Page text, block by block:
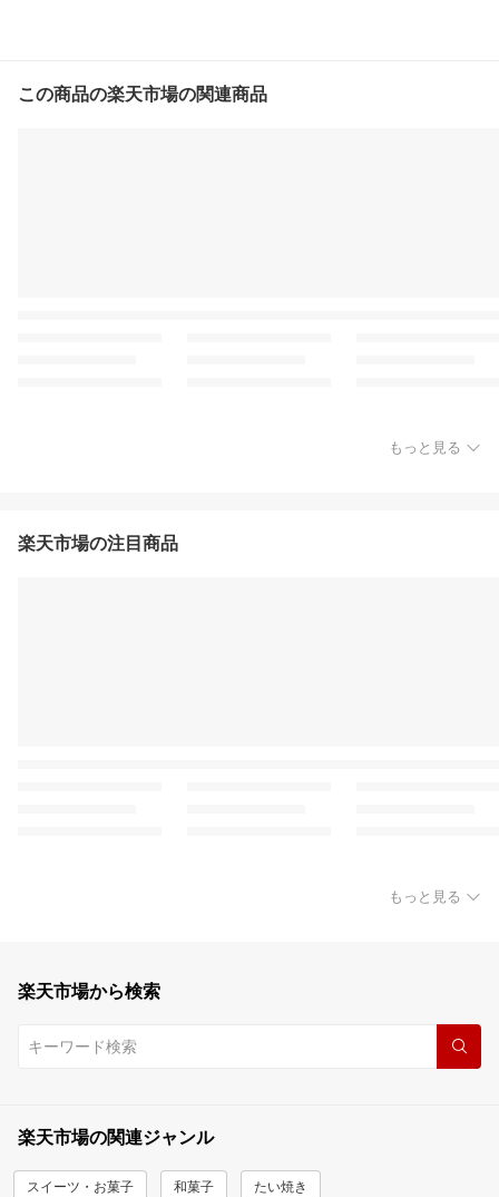
この商品の楽天市場の関連商品
もっと見る
楽天市場の注目商品
もっと見る
楽天市場から検索
楽天市場の関連ジャンル
スイーツ・お菓子 和菓子 たい焼き